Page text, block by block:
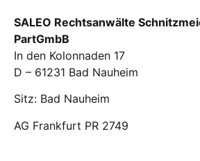
SALEO Rechtsanwälte
PartGmbB
In den Kolonnaden 17
D – 61231 Bad Nauheim
Sitz: Bad Nauheim
AG Frankfurt PR 2749